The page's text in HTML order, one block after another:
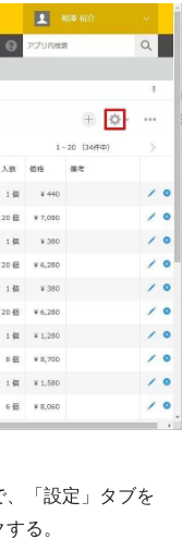
「設定」タブを
る。